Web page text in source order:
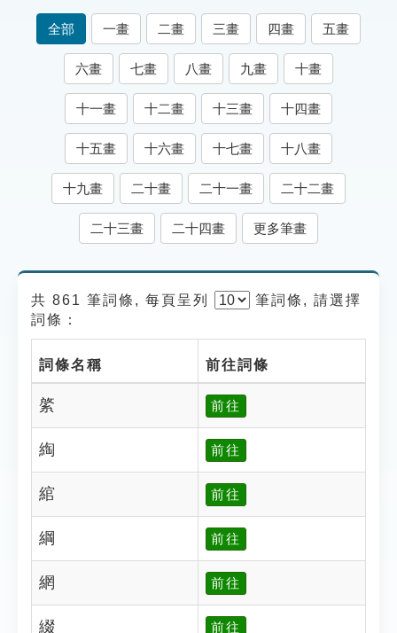
索引選單
知識索引
單字索引
生命大百科索引
遊戲專區
貓頭鷹博士
全部 一畫 二畫 三畫 四畫 五畫
六畫 七畫 八畫 九畫 十畫
十一畫 十二畫 十三畫 十四畫
十五畫 十六畫 十七畫 十八畫
十九畫 二十畫 二十一畫 二十二畫
二十三畫 二十四畫 更多筆畫
共 861 筆詞條, 每頁呈列 筆詞條, 請選擇
詞條：
詞條名稱 前往詞條
綮 前往
綯 前往
綰 前往
綱 前往
網 前往
綴 前往